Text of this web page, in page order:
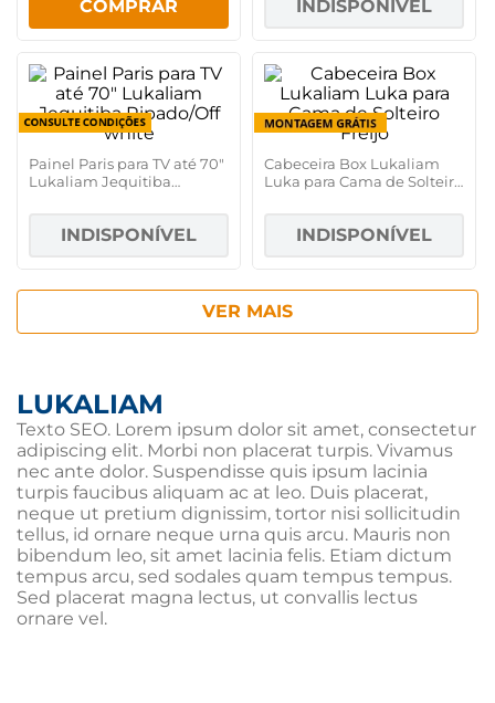
COMPRAR INDISPONÍVEL
Painel Paris para TV até 70"
Lukaliam Jequitiba
INDISPONÍVEL
Cabeceira Box Lukaliam
Luka para Cama de Solteiro
INDISPONÍVEL
LUKALIAM
Texto SEO. Lorem ipsum dolor sit amet, consectetur
adipiscing elit. Morbi non placerat turpis. Vivamus
nec ante dolor. Suspendisse quis ipsum lacinia
turpis faucibus aliquam ac at leo. Duis placerat,
neque ut pretium dignissim, tortor nisi sollicitudin
tellus, id ornare neque urna quis arcu. Mauris non
bibendum leo, sit amet lacinia felis. Etiam dictum
tempus arcu, sed sodales quam tempus tempus.
Sed placerat magna lectus, ut convallis lectus
ornare vel.